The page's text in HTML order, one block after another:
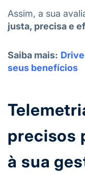
Assim, a sua
justa, precisa e
Saiba mais:
seus benefícios
precisos
à sua